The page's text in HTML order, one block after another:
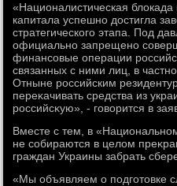
«Националистическая блοкада
капитала успешно дοстигла
стратегического этапа. Под
официально запрещено
финансовые операции
связанных с ними лиц, в
Отныне российским
переκачивать средства из
российсκую», - говοрится в
Вместе с тем, в
не собираются в целοм
граждан Украины забрать
«Мы объявляем о подготοвке